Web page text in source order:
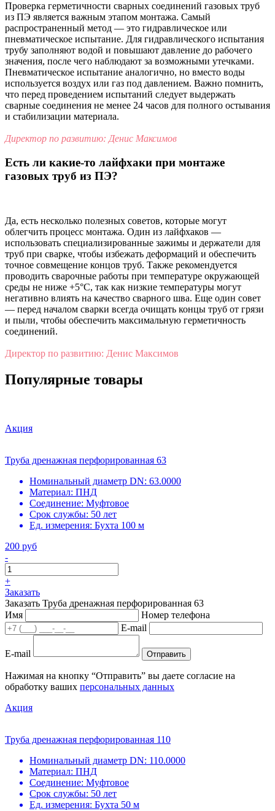
Проверка герметичности сварных соединений газовых труб
из ПЭ является важным этапом монтажа. Самый
распространенный метод — это гидравлическое или
пневматическое испытание. Для гидравлического испытания
трубу заполняют водой и повышают давление до рабочего
значения, после чего наблюдают за возможными утечками.
Пневматическое испытание аналогично, но вместо воды
используется воздух или газ под давлением. Важно помнить,
что перед проведением испытаний следует выдержать
сварные соединения не менее 24 часов для полного остывания
и стабилизации материала.
Директор по развитию: Денис Максимов
Есть ли какие-то лайфхаки при монтаже
газовых труб из ПЭ?
Да, есть несколько полезных советов, которые могут
облегчить процесс монтажа. Один из лайфхаков —
использовать специализированные зажимы и держатели для
труб при сварке, чтобы избежать деформаций и обеспечить
точное совмещение концов труб. Также рекомендуется
проводить сварочные работы при температуре окружающей
среды не ниже +5°C, так как низкие температуры могут
негативно влиять на качество сварного шва. Еще один совет
— перед началом сварки всегда очищать концы труб от грязи
и пыли, чтобы обеспечить максимальную герметичность
соединений.
Директор по развитию: Денис Максимов
Популярные товары
Акция
Труба дренажная перфорированная 63
Номинальный диаметр DN: 63.0000
Материал: ПНД
Соединение: Муфтовое
Срок службы: 50 лет
Ед. измерения: Бухта 100 м
200 руб
-
+
Заказать
Заказать Труба дренажная перфорированная 63
Имя
Номер телефона
E-mail
E-mail Отправить
Нажимая на кнопку “Отправить” вы даете согласие на
обработку ваших персональных данных
Акция
Труба дренажная перфорированная 110
Номинальный диаметр DN: 110.0000
Материал: ПНД
Соединение: Муфтовое
Срок службы: 50 лет
Ед. измерения: Бухта 50 м